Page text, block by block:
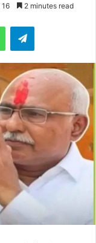
16 2 minutes read
WhatsAppTelegram